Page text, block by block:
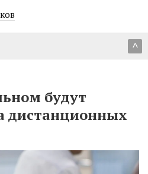
^
будут
дистанционных